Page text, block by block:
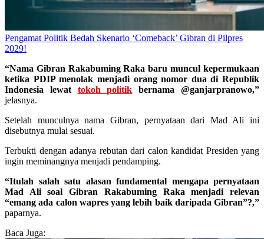
Pengamat Politik Bedah Skenario ‘Comeback’ Gibran di Pilpres
2029!
“Nama Gibran Rakabuming Raka baru muncul kepermukaan
ketika PDIP menolak menjadi orang nomor dua di Republik
Indonesia lewat tokoh politik bernama @ganjarpranowo,”
jelasnya.
Setelah munculnya nama Gibran, pernyataan dari Mad Ali ini
disebutnya mulai sesuai.
Terbukti dengan adanya rebutan dari calon kandidat Presiden yang
ingin meminangnya menjadi pendamping.
“Itulah salah satu alasan fundamental mengapa pernyataan
Mad Ali soal Gibran Rakabuming Raka menjadi relevan
“emang ada calon wapres yang lebih baik daripada Gibran”?,”
paparnya.
Baca Juga: